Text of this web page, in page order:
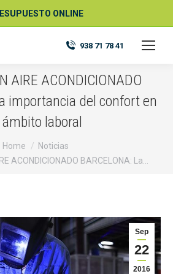
ONLINE
938 71 78 41
AIRE ACONDICIONADO
importancia del confort en
laboral
Home
Noticias
ACONDICIONADO BARCELONA: La…
Sep
22
2016